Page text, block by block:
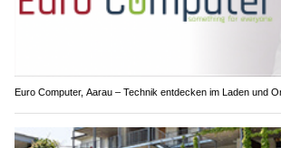
Euro Computer, Aarau – Technik entdecken im Laden und